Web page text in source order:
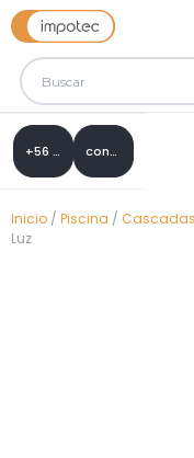
+56 9 8288 0307 contacto@impotec.cl
Inicio / Piscina / Cascadas
Luz